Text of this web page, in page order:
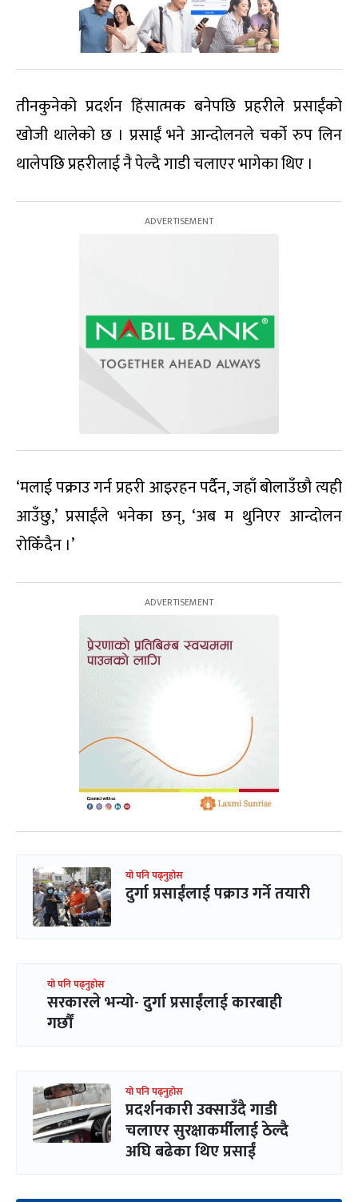
तीनकुनेको प्रदर्शन हिंसात्मक बनेपछि प्रहरीले प्रसाईंको
खोजी थालेको छ । प्रसाईं भने आन्दोलनले चर्को रुप लिन
थालेपछि प्रहरीलाई नै पेल्दै गाडी चलाएर भागेका थिए ।
‘मलाई पक्राउ गर्न प्रहरी आइरहन पर्दैन, जहाँ बोलाउँछौ त्यही
आउँछु,’ प्रसाईंले भनेका छन्, ‘अब म थुनिएर आन्दोलन
रोकिँदैन ।’
यो पनि पढ्नुहोस
दुर्गा प्रसाईंलाई पक्राउ गर्ने तयारी
यो पनि पढ्नुहोस
सरकारले भन्यो- दुर्गा प्रसाईंलाई कारबाही
गर्छौं
यो पनि पढ्नुहोस
प्रदर्शनकारी उक्साउँदै गाडी
चलाएर सुरक्षाकर्मीलाई ठेल्दै
अघि बढेका थिए प्रसाईं